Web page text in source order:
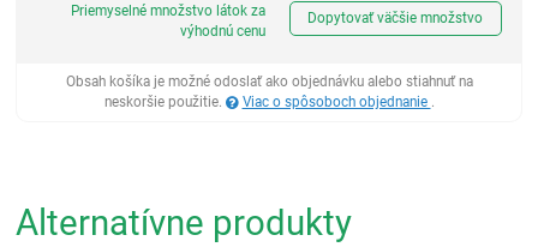
Priemyselné množstvo látok za
výhodnú cenu
Dopytovať väčšie množstvo
Obsah košíka je možné odoslať ako objednávku alebo stiahnuť na
neskoršie použitie.
Viac o spôsoboch objednanie .
Alternatívne produkty